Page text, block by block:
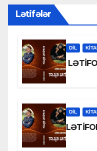
Lətifələr
DİL
DİL